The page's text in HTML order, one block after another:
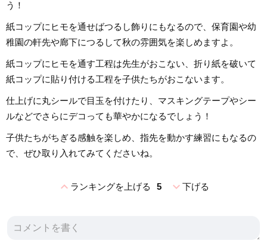
う！
紙コップにヒモを通せばつるし飾りにもなるので、保育園や幼
稚園の軒先や廊下につるして秋の雰囲気を楽しめますよ。
紙コップにヒモを通す工程は先生がおこない、折り紙を破いて
紙コップに貼り付ける工程を子供たちがおこないます。
仕上げに丸シールで目玉を付けたり、マスキングテープやシー
ルなどでさらにデコっても華やかになるでしょう！
子供たちがちぎる感触を楽しめ、指先を動かす練習にもなるの
で、ぜひ取り入れてみてくださいね。
expand_lessランキングを上げる 5 expand_more下げる